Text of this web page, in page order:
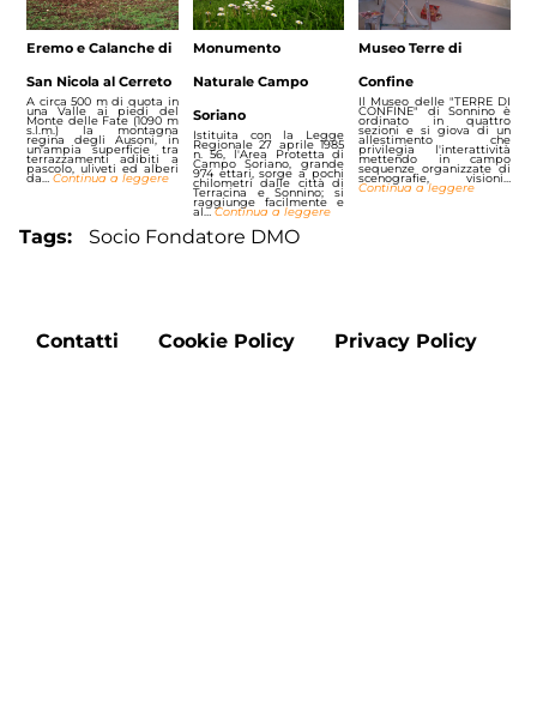
Eremo e Calanche di
San Nicola al Cerreto
A circa 500 m di quota in
una Valle ai piedi del
Monte delle Fate (1090 m
s.l.m.) la montagna
regina degli Ausoni, in
un'ampia superficie tra
terrazzamenti adibiti a
pascolo, uliveti ed alberi
da… Continua a leggere
Monumento
Naturale Campo
Soriano
Istituita con la Legge
Regionale 27 aprile 1985
n. 56, l'Area Protetta di
Campo Soriano, grande
974 ettari, sorge a pochi
chilometri dalle città di
Terracina e Sonnino; si
raggiunge facilmente e
al… Continua a leggere
Museo Terre di
Confine
Il Museo delle "TERRE DI
CONFINE" di Sonnino è
ordinato in quattro
sezioni e si giova di un
allestimento che
privilegia l'interattività
mettendo in campo
sequenze organizzate di
scenografie, visioni…
Continua a leggere
Tags Socio Fondatore DMO
Footer
Contatti Cookie Policy Privacy Policy